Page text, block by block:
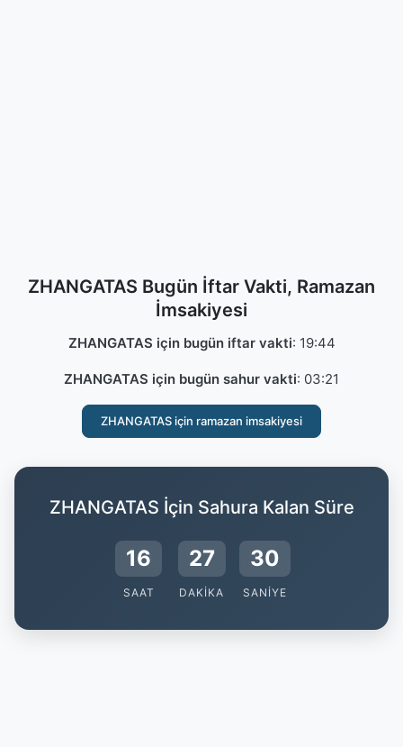
ZHANGATAS Bugün İftar Vakti, Ramazan
İmsakiyesi
ZHANGATAS için bugün iftar vakti: 19:44
ZHANGATAS için bugün sahur vakti: 03:21
ZHANGATAS için ramazan imsakiyesi
ZHANGATAS İçin Sahura Kalan Süre
16
SAAT
27
DAKIKA
30
SANIYE